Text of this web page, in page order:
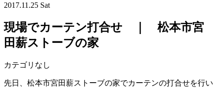
2017.11.25 Sat
現場でカーテン打合せ ｜ 松本市宮
田薪ストーブの家
カテゴリなし
先日、松本市宮田薪ストーブの家でカーテンの打合せを行い